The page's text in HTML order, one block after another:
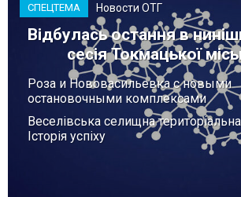
СПЕЦТЕМА Новости ОТГ
Відбулась остання в
сесія Токмацької
Роза и Нововасильевка с новыми
остановочными комплексами
Веселівська селищна
Історія успіху